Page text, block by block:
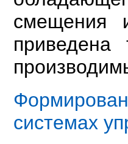
смещения
приведена
системах